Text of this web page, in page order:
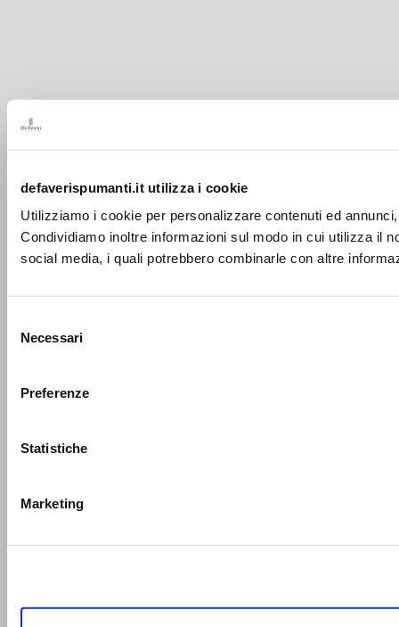
defaverispumanti.it utilizza i cookie
Utilizziamo i cookie per personalizzare contenuti ed
Condividiamo inoltre informazioni sul modo in cui utilizza il
social media, i quali potrebbero combinarle con altre
delNecessari
Preferenze
Statistiche
Marketing